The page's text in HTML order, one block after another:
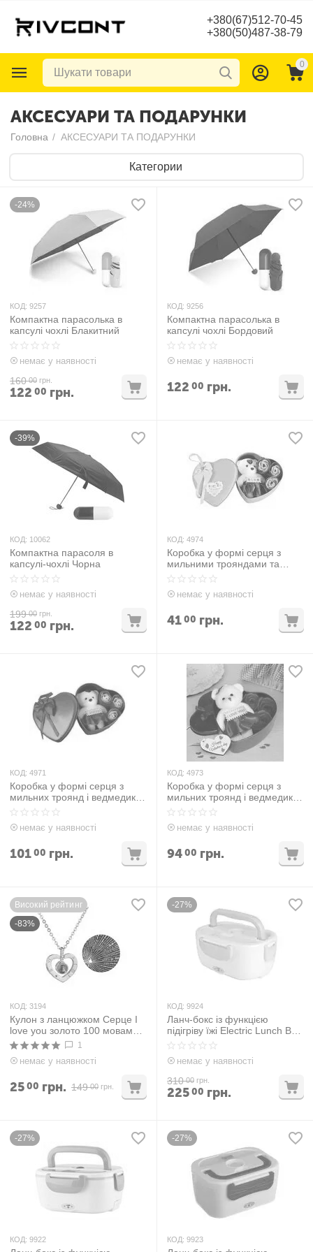
+380(67)512-70-45
+380(50)487-38-79
0
АКСЕСУАРИ ТА ПОДАРУНКИ
Головна / АКСЕСУАРИ ТА ПОДАРУНКИ
Категории
-24%
КОД: 9257
Компактна парасолька в
капсулі чохлі Блакитний
немає у наявності
160 00 грн.
122 00 грн.
КОД: 9256
Компактна парасолька в
капсулі чохлі Бордовий
немає у наявності
122 00 грн.
-39%
КОД: 10062
Компактна парасоля в
капсулі-чохлі Чорна
немає у наявності
199 00 грн.
122 00 грн.
КОД: 4974
Коробка у формі серця з
мильними трояндами та
ведмедиком Бірюзова
немає у наявності
4100 грн.
КОД: 4971
Коробка у формі серця з
мильних троянд і ведмедика
Рожевий
немає у наявності
10100 грн.
КОД: 4973
Коробка у формі серця з
мильних троянд і ведмедика
червоний
немає у наявності
9400 грн.
Високий рейтинг
-83%
КОД: 3194
Кулон з ланцюжком Серце I
love you золото 100 мовами
світу
1
немає у наявності
149 00 грн.
2500 грн.
-27%
КОД: 9924
Ланч-бокс із функцією
підігріву їжі Electric Lunch Box
12V Зелений
немає у наявності
310 00 грн.
22500 грн.
-27%
КОД: 9922
-27%
КОД: 9923